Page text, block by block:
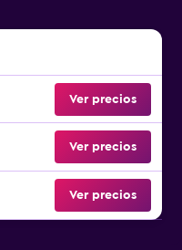
Ver precios
Ver precios
Ver precios